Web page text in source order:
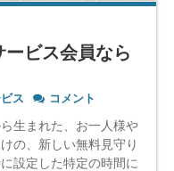
ービス会員なら
ス
見
り
サ
ー
コメント
生まれた、お一人様や
の、新しい無料見守り
設定した特定の時間に